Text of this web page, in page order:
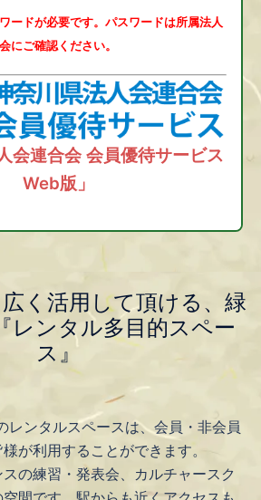
ードが必要です。パスワードは所属法人
会にご確認ください。
会連合会 会員優待サービス
Web版」
く活用して頂ける、緑
レンタル多目的スペー
ス』
レンタルスペースは、会員・非会員
が利用することができます。
の練習・発表会、カルチャースク